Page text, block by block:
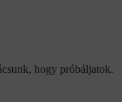
hogy próbáljatok.